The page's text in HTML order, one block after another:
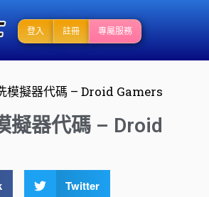
登入 註冊 專屬服務
模擬器代碼 – Droid Gamers
擬器代碼 – Droid
Twitter